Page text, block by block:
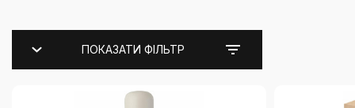
ПОКАЗАТИ ФІЛЬТР